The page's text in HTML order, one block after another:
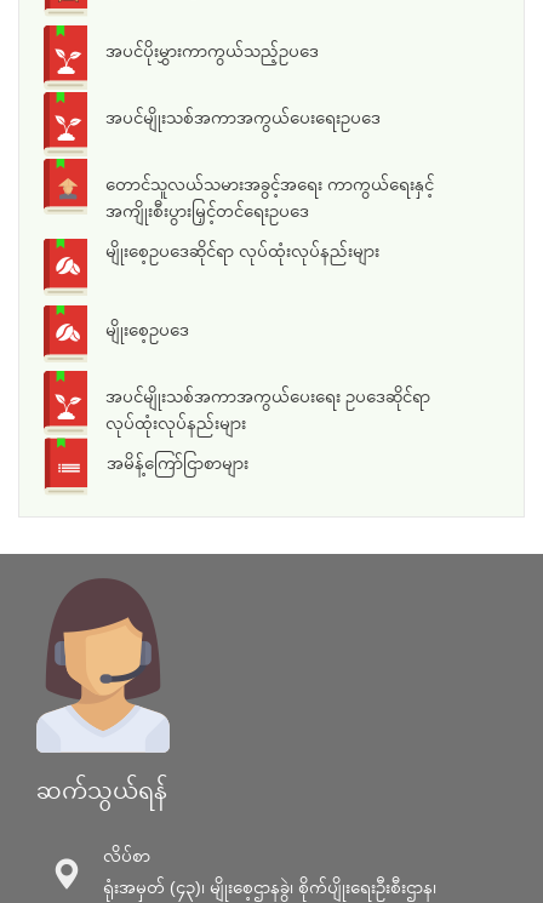
အပင်ပိုးမွှားကာကွယ်သည့်ဥပဒေ
အပင်မျိုးသစ်အကာအကွယ်ပေးရေးဥပဒေ
တောင်သူလယ်သမားအခွင့်အရေး ကာကွယ်ရေးနှင့်
အကျိုးစီးပွားမြှင့်တင်ရေးဥပဒေ
မျိုးစေ့ဥပဒေဆိုင်ရာ လုပ်ထုံးလုပ်နည်းများ
မျိုးစေ့ဥပဒေ
အပင်မျိုးသစ်အကာအကွယ်ပေးရေး ဥပဒေဆိုင်ရာ
လုပ်ထုံးလုပ်နည်းများ
အမိန့်ကြော်ငြာစာများ
ဆက်သွယ်ရန်
လိပ်စာ
ရုံးအမှတ် (၄၃)၊ မျိုးစေ့ဌာနခွဲ၊ စိုက်ပျိုးရေးဦးစီးဌာန၊